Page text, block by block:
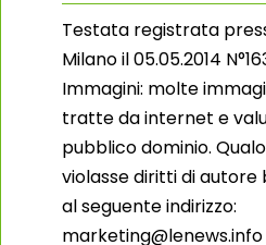
Testata registrata
Milano il 05.05.2014
Immagini: molte
tratte da internet e
pubblico dominio.
violasse diritti di
al seguente indirizzo: